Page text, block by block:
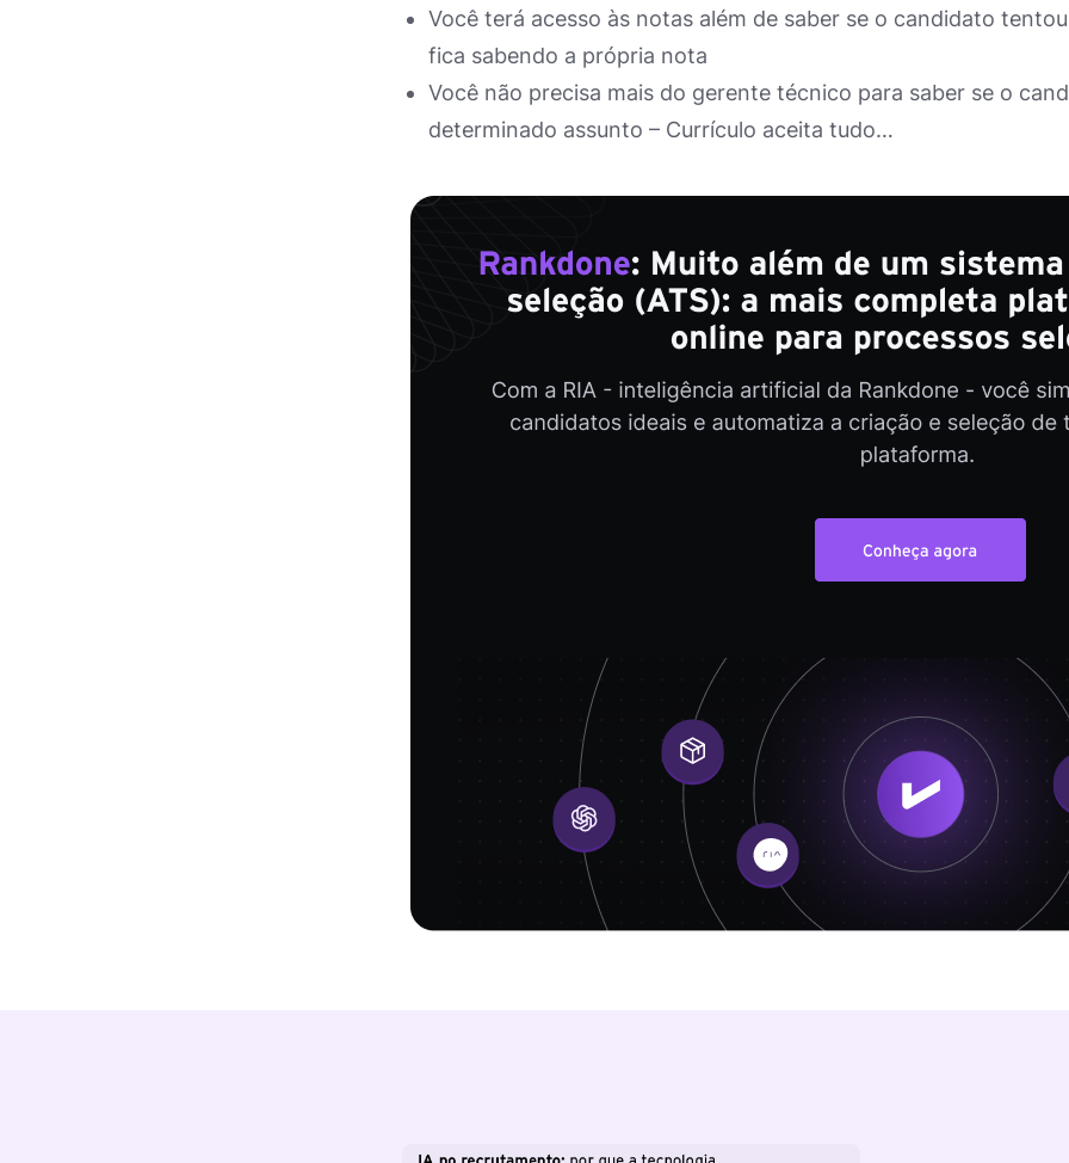
Você terá acesso às notas além de saber se o candidato
fica sabendo a própria nota
Você não precisa mais do gerente técnico para saber se o
determinado assunto – Currículo aceita tudo…